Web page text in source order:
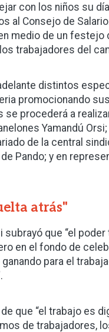
con los niños su
al Consejo de
medio de un festejo
trabajadores del
distintos
promocionando
procederá a
Yamandú
de la central
Pando; y en
atrás"
subrayó que “el
en el fondo de
para el
que “el trabajo es
de trabajadores,